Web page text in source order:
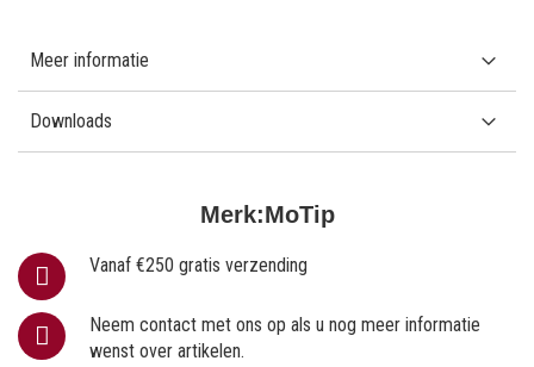
Merk:MoTip
Vanaf €250 gratis verzending
Neem contact met ons op als u nog meer informatie
wenst over artikelen.
Meer informatie
Downloads